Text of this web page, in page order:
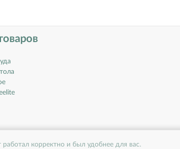
корректно и был удобнее для вас.